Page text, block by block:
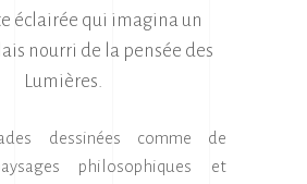
éclairée qui imagina un
nourri de la pensée des
Lumières.
dessinées comme de
philosophiques et